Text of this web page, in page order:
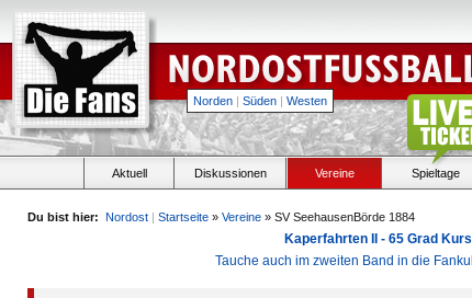
Norden | Süden | Westen
Aktuell Diskussionen Vereine Spieltage
Du bist hier: Nordost | Startseite » Vereine » SV SeehausenBörde 1884
Kaperfahrten II - 65 Grad
Tauche auch im zweiten Band in die